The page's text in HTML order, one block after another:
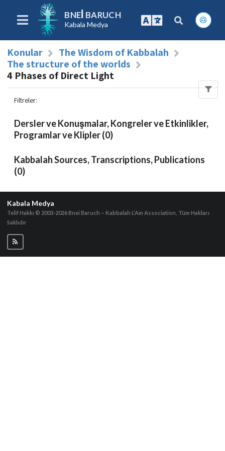
BNEI BARUCH
Kabala Medya
Konular
The Wisdom of Kabbalah
The structure of the worlds
4 Phases of Direct Light
Filtreler:
Dersler ve Konuşmalar, Kongreler ve Etkinlikler,
Programlar ve Klipler (0)
Kabbalah Sources, Transcriptions, Publications
(0)
Kabala Medya
Telif Hakkı © 2003-2026Bnei Baruch – Kabbalah L’Am Association, Tüm Hakları
Saklıdır